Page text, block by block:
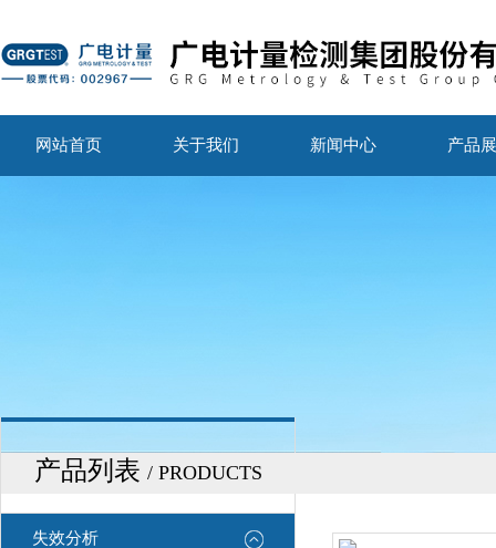
网站首页 关于我们 新闻中心 产品
产品列表 / PRODUCTS
失效分析